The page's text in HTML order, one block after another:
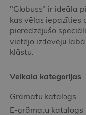
"Globuss" ir ideāla
kas vēlas iepazīties
pieredzējušo
vietējo izdevēju
klāstu.
Veikala kategorijas
Grāmatu katalogs
E-grāmatu katalogs